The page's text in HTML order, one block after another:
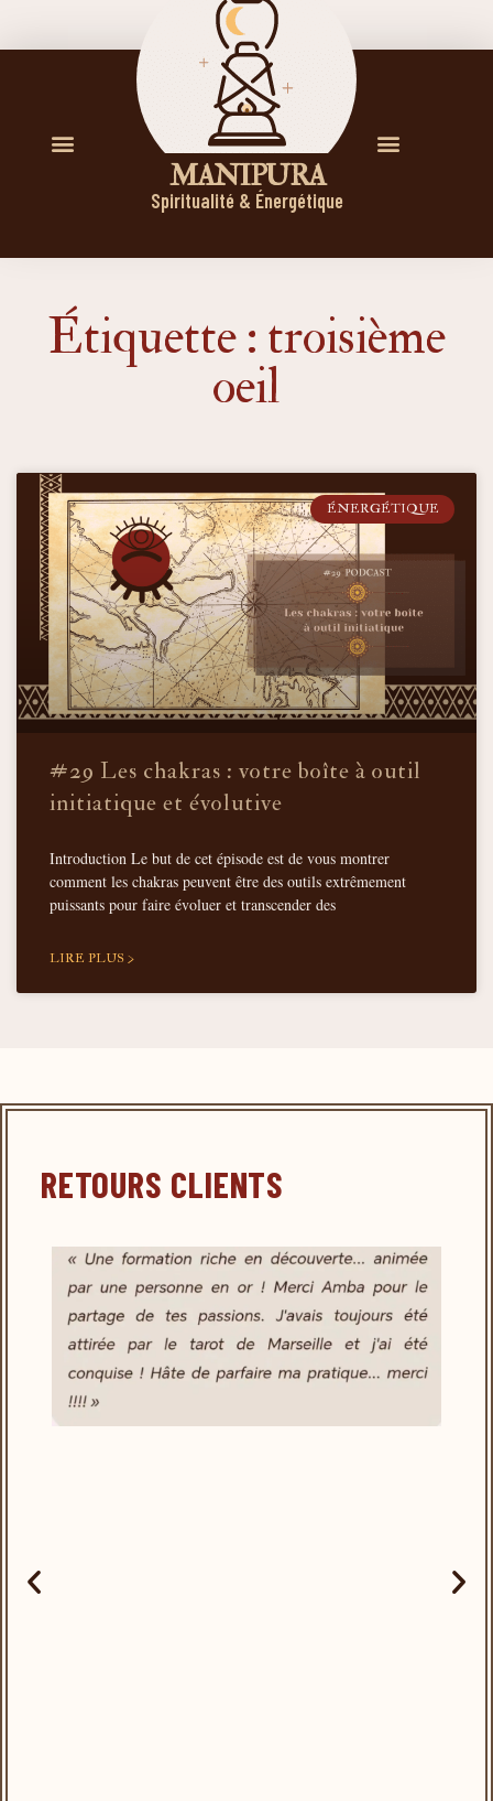
M A N I P U R A
Spiritualité & Énergétique
Étiquette : troisième
oeil
ÉNERGÉTIQUE
#29 Les chakras : votre boîte à outil
initiatique et évolutive
Introduction Le but de cet épisode est de vous montrer
comment les chakras peuvent être des outils extrêmement
puissants pour faire évoluer et transcender des
LIRE PLUS >
RETOURS CLIENTS